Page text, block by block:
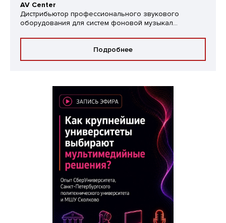
AV Center
Дистрибьютор профессионального звукового
оборудования для систем фоновой музыкал...
Подробнее